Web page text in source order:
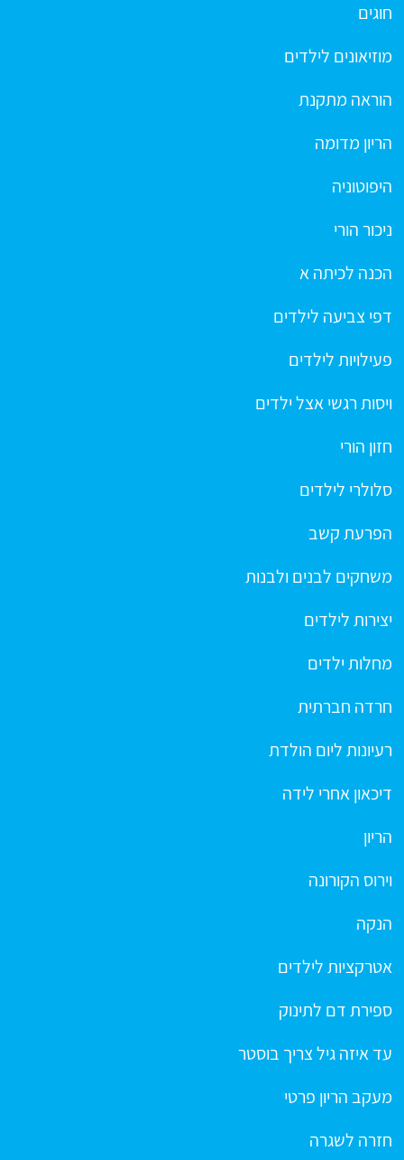
חוגים
מוזיאונים לילדים
הוראה מתקנת
הריון מדומה
היפוטוניה
ניכור הורי
הכנה לכיתה א
דפי צביעה לילדים
פעילויות לילדים
ויסות רגשי אצל ילדים
חזון הורי
סלולרי לילדים
הפרעת קשב
משחקים לבנים ולבנות
יצירות לילדים
מחלות ילדים
חרדה חברתית
רעיונות ליום הולדת
דיכאון אחרי לידה
הריון
וירוס הקורונה
הנקה
אטרקציות לילדים
ספירת דם לתינוק
עד איזה גיל צריך בוסטר
מעקב הריון פרטי
חזרה לשגרה